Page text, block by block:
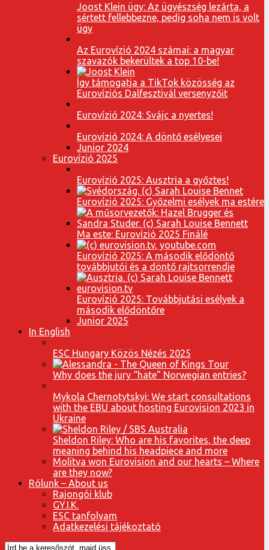
Joost Klein ügy: Az ügyészség lezárta, a
sértett fellebbezne, pedig soha nem is volt
ügy
Az Eurovízió 2024 számai: a magyar
szavazók bekerültek a top 10-be!
Így támogatja a TikTok közösség az
Eurovíziós Dalfesztivál versenyzőit
Eurovízió 2024: Svájc a nyertes!
Eurovízió 2024: A döntő esélyesei
Junior 2024
Eurovízió 2025
Eurovízió 2025: Ausztria a győztes!
Eurovízió 2025: Győzelmi esélyek ma estére
Ma este: Eurovízió 2025 Finálé
Eurovízió 2025: A második elődöntő
továbbjutói és a döntő rajtsorrendje
Eurovízió 2025: Továbbjutási esélyek a
második elődöntőre
Junior 2025
In English
ESC Hungary Közös Nézés 2025
Why does the jury “hate” Norwegian entries?
Mykola Chernotytskyi: We start consultations
with the EBU about hosting Eurovision 2023 in
Ukraine
Sheldon Riley: Who are his favorites, the deep
meaning behind his headpiece and more
Molitva won Eurovision and our hearts – Where
are they now?
Rólunk – About us
Rajongói klub
GY.I.K.
ESC tanfolyam
Adatkezelési tájékoztató